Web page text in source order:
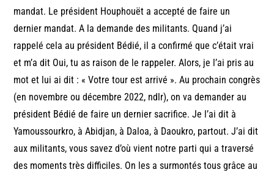
mandat. Le président Houphouët a accepté de faire un
dernier mandat. A la demande des militants. Quand j’ai
rappelé cela au président Bédié, il a confirmé que c’était vrai
et m’a dit Oui, tu as raison de le rappeler. Alors, je l’ai pris au
mot et lui ai dit : « Votre tour est arrivé ». Au prochain congrès
(en novembre ou décembre 2022, ndlr), on va demander au
président Bédié de faire un dernier sacrifice. Je l’ai dit à
Yamoussourkro, à Abidjan, à Daloa, à Daoukro, partout. J’ai dit
aux militants, vous savez d’où vient notre parti qui a traversé
des moments très difficiles. On les a surmontés tous grâce au